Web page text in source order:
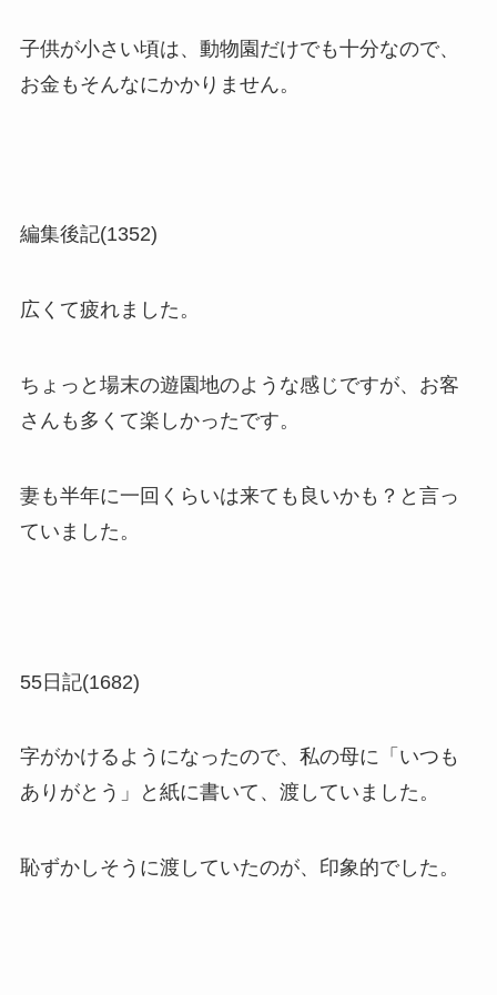
子供が小さい頃は、動物園だけでも十分なので、
お金もそんなにかかりません。
編集後記(1352)
広くて疲れました。
ちょっと場末の遊園地のような感じですが、お客
さんも多くて楽しかったです。
妻も半年に一回くらいは来ても良いかも？と言っ
ていました。
55日記(1682)
字がかけるようになったので、私の母に「いつも
ありがとう」と紙に書いて、渡していました。
恥ずかしそうに渡していたのが、印象的でした。